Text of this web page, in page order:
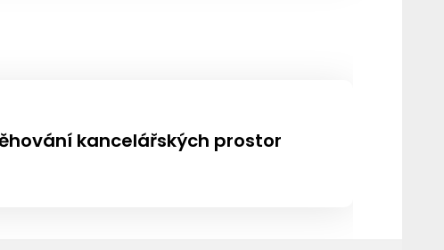
kancelářských prostor